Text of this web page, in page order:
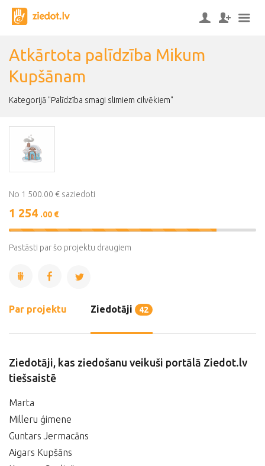
Atkārtota palīdzība Mikum
Kupšānam
Kategorijā "Palīdzība smagi slimiem cilvēkiem"
No 1 500.00 € saziedoti
1 254 .00 €
84%
Complete
Pastāsti par šo projektu draugiem
Par projektu Ziedotāji 42
Ziedotāji, kas ziedošanu veikuši portālā Ziedot.lv
tiešsaistē
Marta
Milleru ģimene
Guntars Jermacāns
Aigars Kupšāns